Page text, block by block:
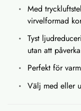
Med
virvelformad
Tyst
utan att
Perfekt för
Välj med eller